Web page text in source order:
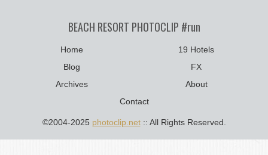
BEACH RESORT PHOTOCLIP #run
Home
19 Hotels
Blog
FX
Archives
About
Contact
©2004-2025 photoclip.net:: All Rights Reserved.